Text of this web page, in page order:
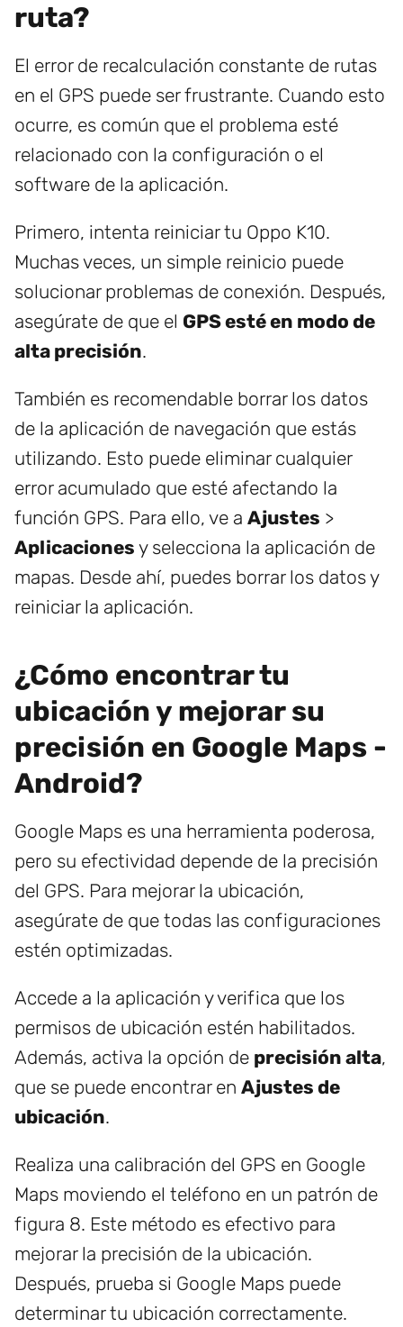
ruta?
El error de recalculación constante de rutas
en el GPS puede ser frustrante. Cuando esto
ocurre, es común que el problema esté
relacionado con la configuración o el
software de la aplicación.
Primero, intenta reiniciar tu Oppo K10.
Muchas veces, un simple reinicio puede
solucionar problemas de conexión. Después,
asegúrate de que el GPS esté en modo de
alta precisión.
También es recomendable borrar los datos
de la aplicación de navegación que estás
utilizando. Esto puede eliminar cualquier
error acumulado que esté afectando la
función GPS. Para ello, ve a Ajustes >
Aplicaciones y selecciona la aplicación de
mapas. Desde ahí, puedes borrar los datos y
reiniciar la aplicación.
¿Cómo encontrar tu
ubicación y mejorar su
precisión en Google Maps -
Android?
Google Maps es una herramienta poderosa,
pero su efectividad depende de la precisión
del GPS. Para mejorar la ubicación,
asegúrate de que todas las configuraciones
estén optimizadas.
Accede a la aplicación y verifica que los
permisos de ubicación estén habilitados.
Además, activa la opción de precisión alta,
que se puede encontrar en Ajustes de
ubicación.
Realiza una calibración del GPS en Google
Maps moviendo el teléfono en un patrón de
figura 8. Este método es efectivo para
mejorar la precisión de la ubicación.
Después, prueba si Google Maps puede
determinar tu ubicación correctamente.